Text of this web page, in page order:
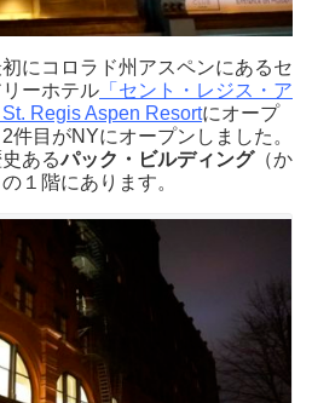
にコロラド州アスペンにあるセ
ーホテル 「セント・レジス・ア
Regis Aspen Resortにオープ
件目がNYにオープンしました。
あるパック・ビルディング（か
１階にあります。